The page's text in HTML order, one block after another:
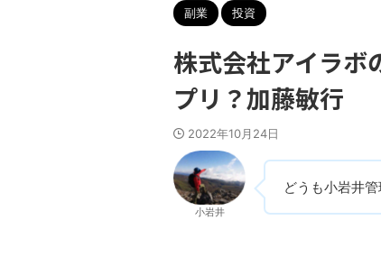
副業 投資
株式会社アイラボ
プリ？加藤敏行
2022年10月24日
小岩井
どうも小岩井